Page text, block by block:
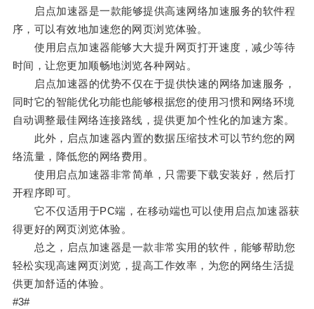
启点加速器是一款能够提供高速网络加速服务的软件程
序，可以有效地加速您的网页浏览体验。
使用启点加速器能够大大提升网页打开速度，减少等待
时间，让您更加顺畅地浏览各种网站。
启点加速器的优势不仅在于提供快速的网络加速服务，
同时它的智能优化功能也能够根据您的使用习惯和网络环境
自动调整最佳网络连接路线，提供更加个性化的加速方案。
此外，启点加速器内置的数据压缩技术可以节约您的网
络流量，降低您的网络费用。
使用启点加速器非常简单，只需要下载安装好，然后打
开程序即可。
它不仅适用于PC端，在移动端也可以使用启点加速器获
得更好的网页浏览体验。
总之，启点加速器是一款非常实用的软件，能够帮助您
轻松实现高速网页浏览，提高工作效率，为您的网络生活提
供更加舒适的体验。
#3#